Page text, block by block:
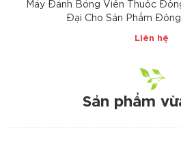
Máy Đánh Bóng Viên Thuốc Đông Y - Công
Đại Cho Sản Phẩm
Liên hệ
Sản phẩm